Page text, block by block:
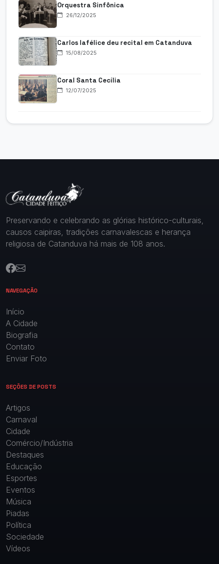
Orquestra Sinfônica
26/12/2025
Carlos Iafélice deu recital em Catanduva
15/08/2025
Coral Santa Cecília
12/07/2025
Preservando e celebrando as glórias histórico-culturais,
causos caipiras, tradições carnavalescas e herança
religiosa de Catanduva há mais de 108 anos.
NAVEGAÇÃO
Início
A Cidade
Biografia
Contato
Enviar Foto
SEÇÕES DE POSTS
Artigos
Carnaval
Cidade
Comércio/Indústria
Destaques
Educação
Esportes
Eventos
Música
Piadas
Política
Sociedade
Vídeos